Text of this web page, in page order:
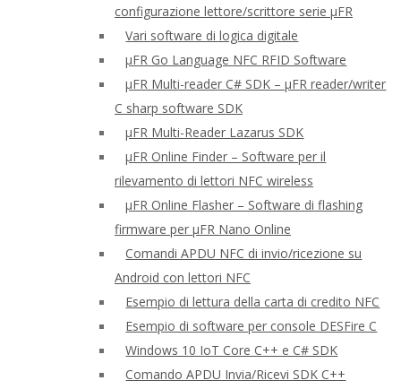
configurazione lettore/scrittore serie μFR
Vari software di logica digitale
μFR Go Language NFC RFID Software
μFR Multi-reader C# SDK – μFR reader/writer
C sharp software SDK
μFR Multi-Reader Lazarus SDK
μFR Online Finder – Software per il
rilevamento di lettori NFC wireless
μFR Online Flasher – Software di flashing
firmware per μFR Nano Online
Comandi APDU NFC di invio/ricezione su
Android con lettori NFC
Esempio di lettura della carta di credito NFC
Esempio di software per console DESFire C
Windows 10 IoT Core C++ e C# SDK
Comando APDU Invia/Ricevi SDK C++